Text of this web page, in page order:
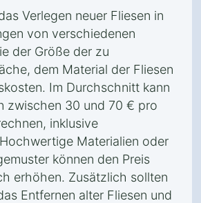
Verlegen neuer Fliesen in
von verschiedenen
der Größe der zu
dem Material der Fliesen
Im Durchschnitt kann
zwischen 30 und 70 € pro
inklusive
Materialien oder
können den Preis
erhöhen. Zusätzlich sollten
Entfernen alter Fliesen und